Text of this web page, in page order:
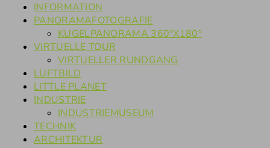
INFORMATION
PANORAMAFOTOGRAFIE
KUGELPANORAMA 360°X180°
VIRTUELLE TOUR
VIRTUELLER RUNDGANG
LUFTBILD
LITTLE PLANET
INDUSTRIE
INDUSTRIEMUSEUM
TECHNIK
ARCHITEKTUR